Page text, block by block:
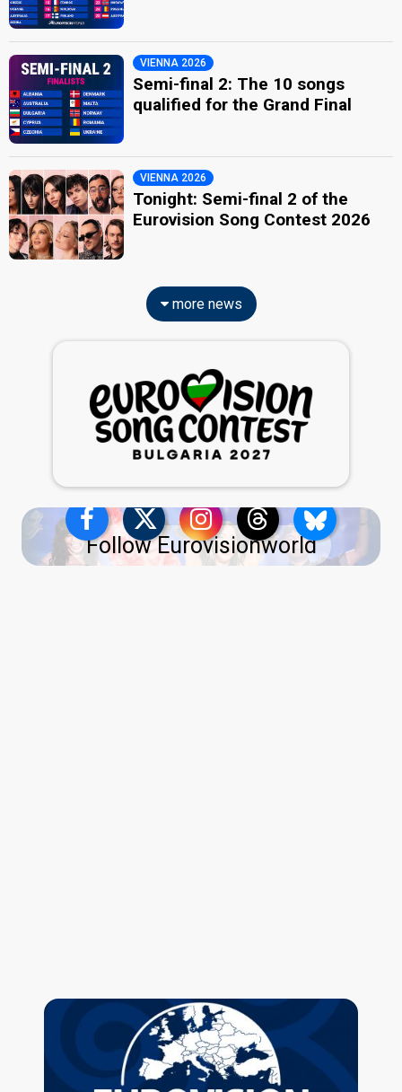
VIENNA 2026
Semi-final 2: The 10 songs
qualified for the Grand Final
VIENNA 2026
Tonight: Semi-final 2 of the
Eurovision Song Contest 2026
more news
Follow Eurovisionworld